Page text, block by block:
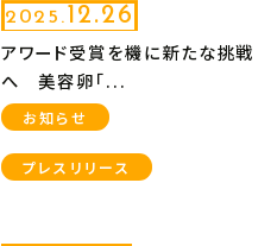
2025. 12.26
アワード受賞を機に新たな挑戦
へ 美容卵「...
お知らせ
プレスリリース